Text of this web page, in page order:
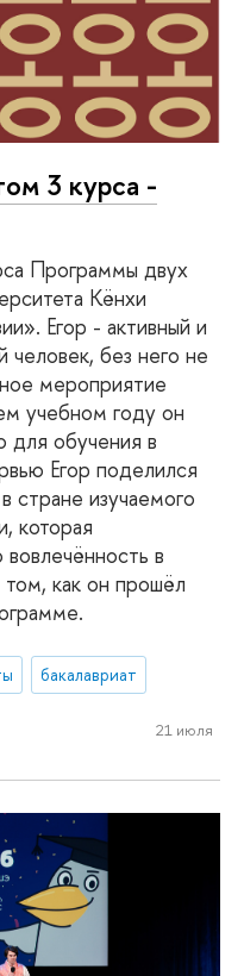
3 курса -
Программы двух
Кёнхи
Егор - активный и
без него не
мероприятие
учебном году он
обучения в
Егор поделился
стране изучаемого
которая
в
как он прошёл
бакалавриат
21 июля